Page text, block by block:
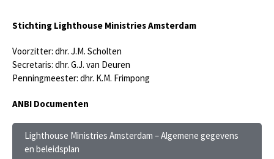
Stichting Lighthouse Ministries Amsterdam
Voorzitter: dhr. J.M. Scholten
Secretaris: dhr. G.J. van Deuren
Penningmeester: dhr. K.M. Frimpong
ANBI Documenten
Lighthouse Ministries Amsterdam – Algemene gegevens
en beleidsplan